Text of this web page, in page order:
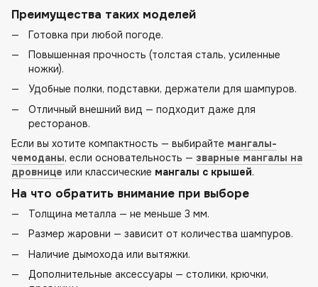
Преимущества таких моделей
Готовка при любой погоде.
Повышенная прочность (толстая сталь, усиленные
ножки).
Удобные полки, подставки, держатели для шампуров.
Отличный внешний вид — подходит даже для
ресторанов.
Если вы хотите компактность — выбирайте мангалы-
чемоданы, если основательность — зварные мангалы на
дровнице или классические мангалы с крышей.
На что обратить внимание при выборе
Толщина металла — не меньше 3 мм.
Размер жаровни — зависит от количества шампуров.
Наличие дымохода или вытяжки.
Дополнительные аксессуары — столики, крючки,